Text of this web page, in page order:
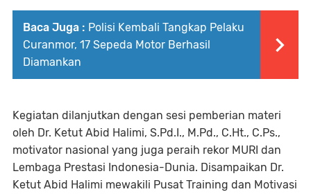
Baca Juga : Polisi Kembali Tangkap Pelaku
Curanmor, 17 Sepeda Motor Berhasil
Diamankan
Kegiatan dilanjutkan dengan sesi pemberian materi
oleh Dr. Ketut Abid Halimi, S.Pd.I., M.Pd., C.Ht., C.Ps.,
motivator nasional yang juga peraih rekor MURI dan
Lembaga Prestasi Indonesia-Dunia. Disampaikan Dr.
Ketut Abid Halimi mewakili Pusat Training dan Motivasi